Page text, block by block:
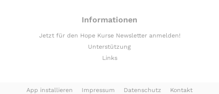
Informationen
Jetzt für den Hope Kurse Newsletter anmelden!
Unterstützung
Links
App installieren Impressum Datenschutz Kontakt